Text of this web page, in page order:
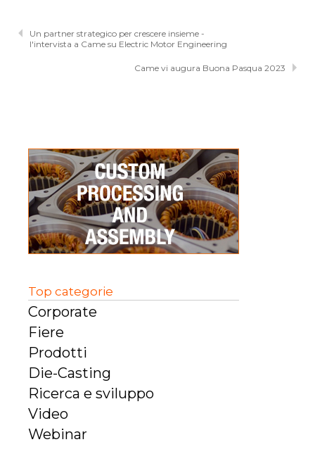
Un partner strategico per crescere insieme -
l'intervista a Came su Electric Motor Engineering
Came vi augura Buona Pasqua 2023
Top categorie
Corporate
Fiere
Prodotti
Die-Casting
Ricerca e sviluppo
Video
Webinar